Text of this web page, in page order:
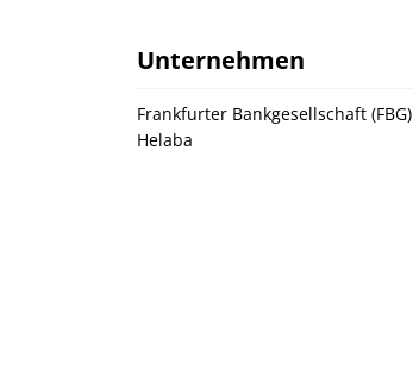
Unternehmen
Frankfurter Bankgesellschaft (FBG)
Helaba